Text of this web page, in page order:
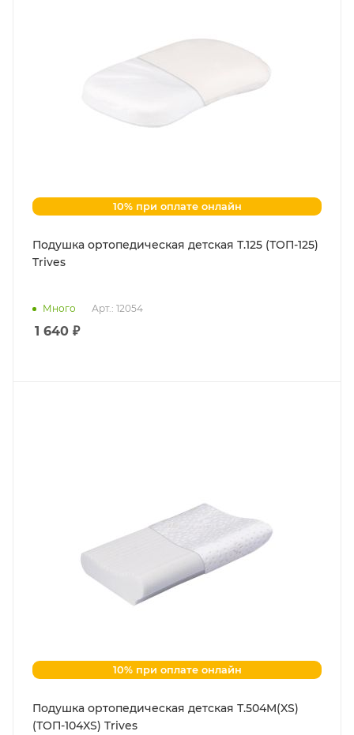
10% при оплате онлайн
Подушка ортопедическая детская Т.125 (ТОП-125)
Trives
Много Арт.: 12054
1 640 ₽
10% при оплате онлайн
Подушка ортопедическая детская Т.504M(XS)
(ТОП-104XS) Trives